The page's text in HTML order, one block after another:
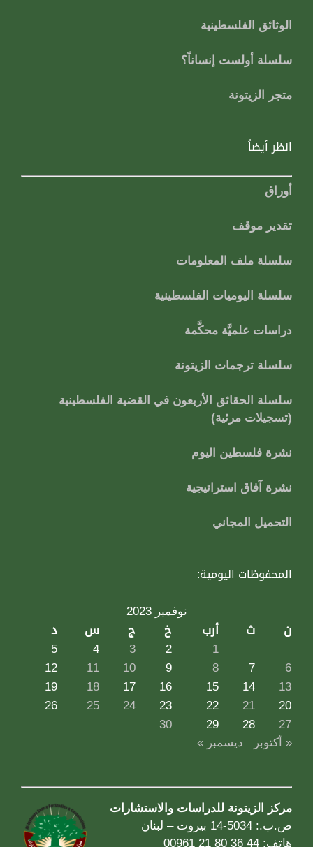
الوثائق الفلسطينية
سلسلة أولست إنساناً؟
متجر الزيتونة
انظر أيضاً
أوراق
تقدير موقف
سلسلة ملف المعلومات
سلسلة اليوميات الفلسطينية
دراسات علميَّة محكَّمة
سلسلة ترجمات الزيتونة
سلسلة الحقائق الأربعون في القضية الفلسطينية
(تسجيلات مرئية)
نشرة فلسطين اليوم
نشرة آفاق استراتيجية
التحميل المجاني
المحفوظات اليومية:
نوفمبر 2023
ن ث أرب خ ج س د
1
2
3
4
5
6
7
8
9
10
11
12
13
14
15
16
17
18
19
20
21
22
23
24
25
26
27
28
29
30
« أكتوبر
ديسمبر »
مركز الزيتونة للدراسات والاستشارات
ص.ب.: 5034-14 بيروت – لبنان
هاتف: 44 36 80 21 00961